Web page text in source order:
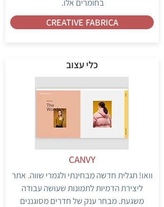
בחומרים אלו.
CREATIVE FABRICA
כלי עצוב
וואו! תגלית חדשה מבחינתי ולגמרי שווה. אתר
ליצירת הדמיות לתמונות שעושה עבודה
משגעת. מבחר ענק של חדרים מסוגננים
CANVY